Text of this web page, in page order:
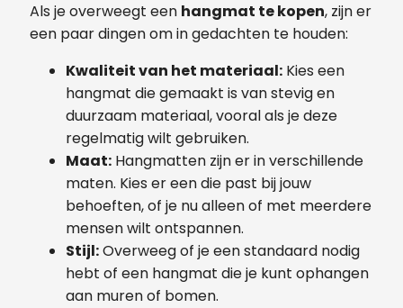
Als je overweegt een hangmat te kopen, zijn er
een paar dingen om in gedachten te houden:
Kwaliteit van het materiaal: Kies een
hangmat die gemaakt is van stevig en
duurzaam materiaal, vooral als je deze
regelmatig wilt gebruiken.
Maat: Hangmatten zijn er in verschillende
maten. Kies er een die past bij jouw
behoeften, of je nu alleen of met meerdere
mensen wilt ontspannen.
Stijl:Overweeg of je een standaard nodig
hebt of een hangmat die je kunt ophangen
aan muren of bomen.